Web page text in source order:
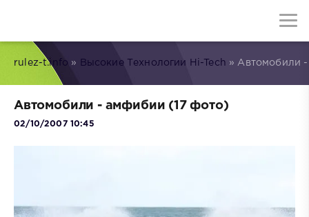
rulez-t.info » Высокие Технологии Hi-Tech » Автомобили
Автомобили - амфибии (17 фото)
02/10/2007 10:45